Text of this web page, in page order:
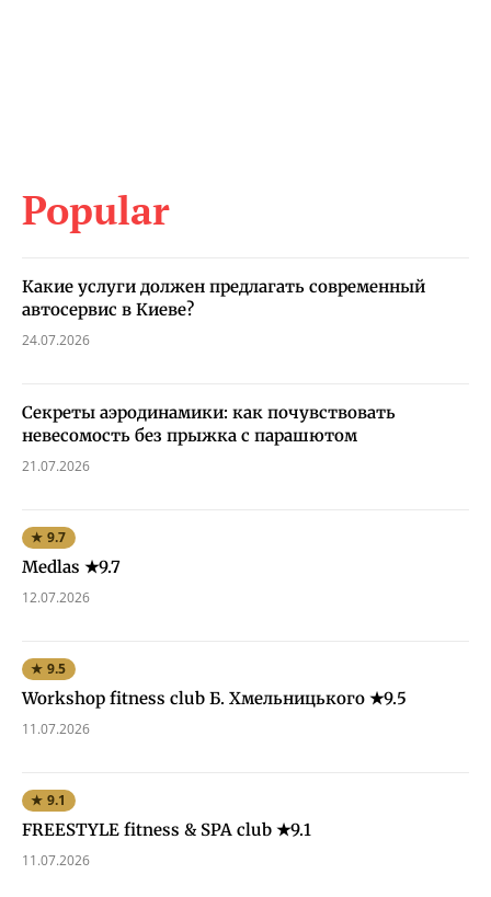
Popular
Какие услуги должен предлагать современный
автосервис в Киеве?
24.07.2026
Секреты аэродинамики: как почувствовать
невесомость без прыжка с парашютом
21.07.2026
★ 9.7
Medlas ★9.7
12.07.2026
★ 9.5
Workshop fitness club Б. Хмельницького ★9.5
11.07.2026
★ 9.1
FREESTYLE fitness & SPA club ★9.1
11.07.2026